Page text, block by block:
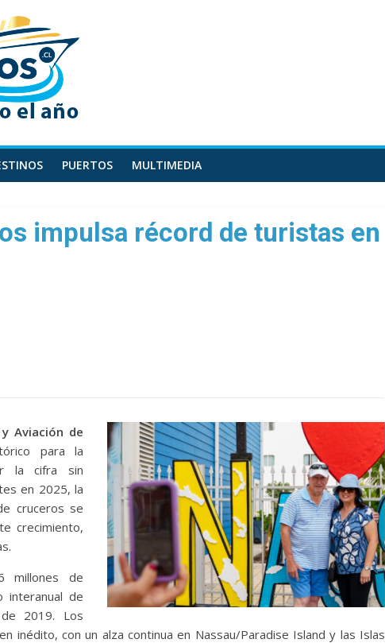
PUERTOS MULTIMEDIA
impulsa récord de turistas en
Aviación de
para la
la cifra sin
en 2025, la
cruceros se
crecimiento,
millones de
interanual de
2019. Los
inédito, con un alza continua en Nassau/Paradise Island y las Islas